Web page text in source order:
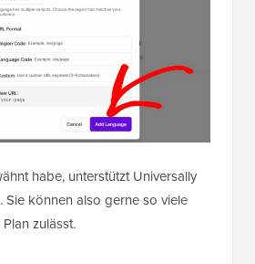
habe, unterstützt Universally
Sie können also gerne so viele
zulässt.